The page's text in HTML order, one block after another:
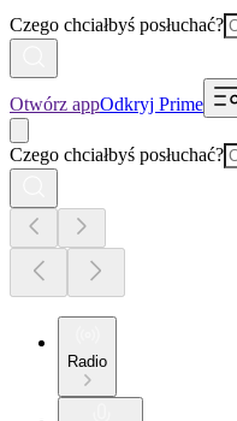
Czego chciałbyś posłuchać?
Otwórz appOdkryj Prime
Czego chciałbyś posłuchać?
Radio